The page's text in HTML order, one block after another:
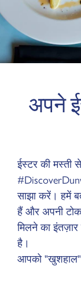
अपने
ईस्टर की
साझा करें। हमें
हैं और अपनी
मिलने का
है।
आपको "खुशहाल"